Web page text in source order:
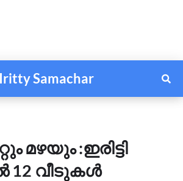
Iritty Samachar
മഴയും :ഇരിട്ടി
12 വീടുകൾ